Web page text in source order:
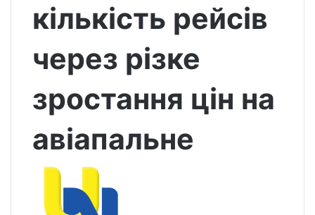
кількість рейсів
через різке
зростання цін на
авіапальне